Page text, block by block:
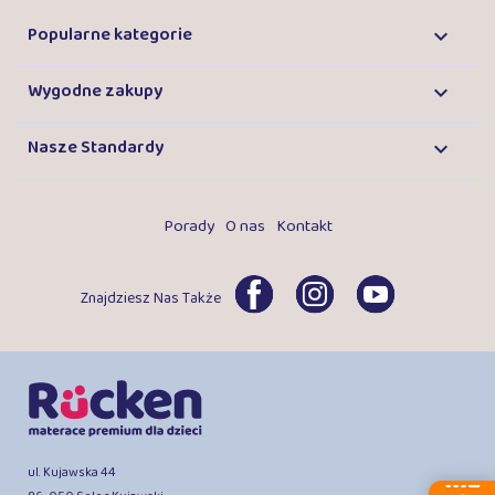
Popularne kategorie 
Wygodne zakupy 
Nasze Standardy 
Porady O nas Kontakt
Znajdziesz Nas Także
ul. Kujawska 44